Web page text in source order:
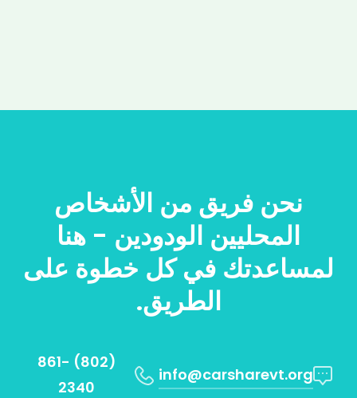
نحن فريق من الأشخاص
المحليين الودودين - هنا
لمساعدتك في كل خطوة على
الطريق.
info@carsharevt.org
(802) 861-
2340